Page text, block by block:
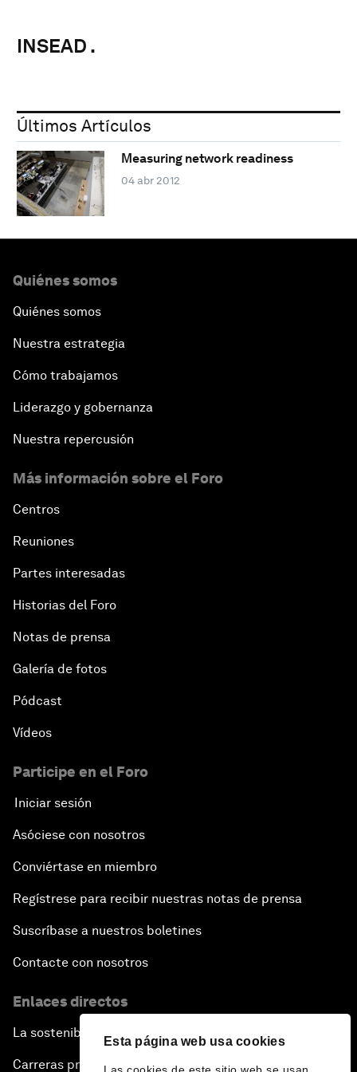
Esta página web usa cookies
INSEAD .
Últimos Artículos
Measuring network readiness
04 abr 2012
Quiénes somos
Quiénes somos
Nuestra estrategia
Cómo trabajamos
Liderazgo y gobernanza
Nuestra repercusión
Más información sobre el Foro
Centros
Reuniones
Partes interesadas
Historias del Foro
Notas de prensa
Galería de fotos
Pódcast
Vídeos
Participe en el Foro
Iniciar sesión
Asóciese con nosotros
Conviértase en miembro
Regístrese para recibir nuestras notas de prensa
Suscríbase a nuestros boletines
Contacte con nosotros
Enlaces directos
La sostenibilidad en el Foro
Carreras profesionales